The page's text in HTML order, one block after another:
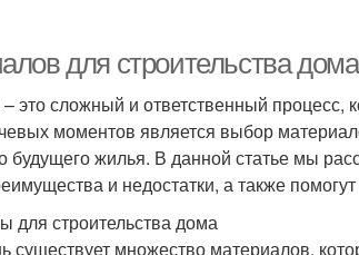
для строительства
это сложный и ответственный процесс,
моментов является выбор
будущего жилья. В данной статье мы
и недостатки, а также
для строительства дома
существует множество материалов,